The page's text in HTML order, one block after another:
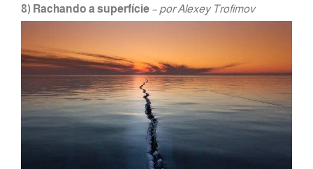
8) Rachando a superfície – por Alexey Trofimov